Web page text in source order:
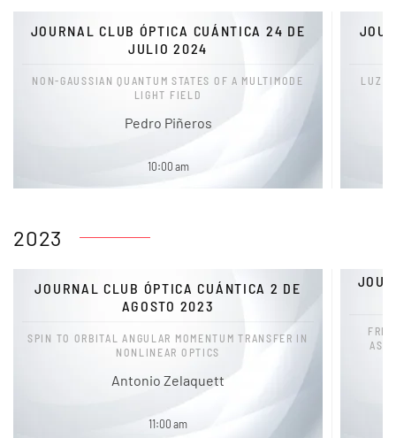
JOURNAL CLUB ÓPTICA CUÁNTICA 24 DE
JULIO 2024
NON-GAUSSIAN QUANTUM STATES OF A MULTIMODE
LIGHT FIELD
Pedro Piñeros
10:00 am
LUZ
2023
JOURNAL CLUB ÓPTICA CUÁNTICA 2 DE
AGOSTO 2023
SPIN TO ORBITAL ANGULAR MOMENTUM TRANSFER IN
NONLINEAR OPTICS
Antonio Zelaquett
11:00 am